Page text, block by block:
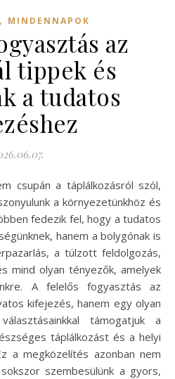
, MINDENNAPOK
az
tippek és
a tudatos
a környezetünkhöz és
fedezik fel, hogy a tudatos
hanem a bolygónak is
a túlzott feldolgozás,
mind olyan tényezők, amelyek
A felelős fogyasztás az
kifejezés, hanem egy olyan
támogatjuk a
táplálkozást és a helyi
a megközelítés azonban nem
szembesülünk a gyors,